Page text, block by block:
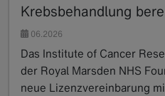
Krebsbehandlung
06.2026
Das Institute of Cancer
der Royal Marsden NHS
neue Lizenzvereinbarung